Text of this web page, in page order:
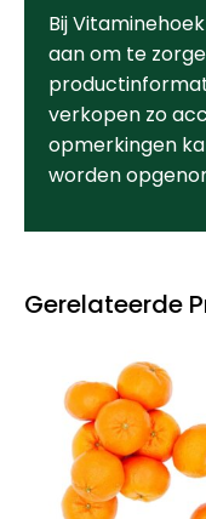
Gerelateerde
Bij
aan om te
verkopen zo
opmerkingen
worden